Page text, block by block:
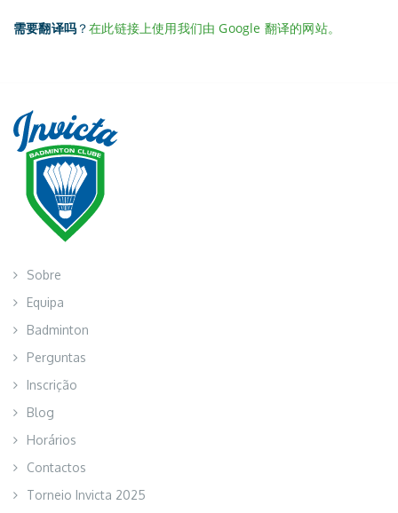
需要翻译吗 ？在此链接上使用我们由 Google 翻译的网站。
Sobre
Equipa
Badminton
Perguntas
Inscrição
Blog
Horários
Contactos
Torneio Invicta 2025